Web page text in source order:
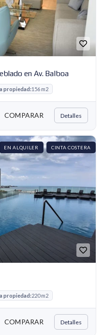
en Av. Balboa
propiedad:156 m2
COMPARAR Detalles
CINTA COSTERA
EN ALQUILER
propiedad:220 m2
COMPARAR Detalles